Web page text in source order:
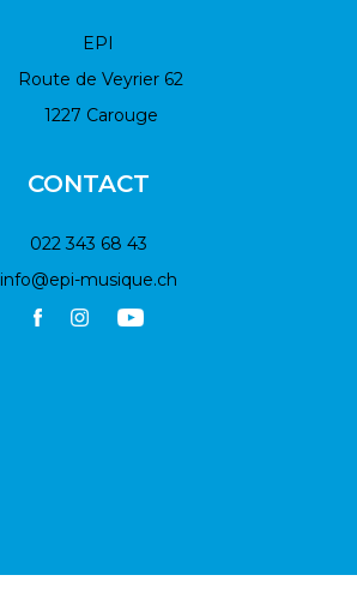
EPI
Route de Veyrier 62
1227 Carouge
CONTACT
022 343 68 43
info@epi-musique.ch